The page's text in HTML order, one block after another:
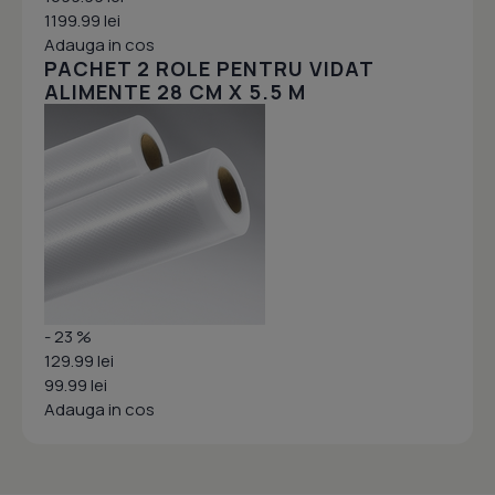
1199.99 lei
Adauga in cos
PACHET 2 ROLE PENTRU VIDAT
ALIMENTE 28 CM X 5.5 M
- 23 %
129.99 lei
99.99 lei
Adauga in cos